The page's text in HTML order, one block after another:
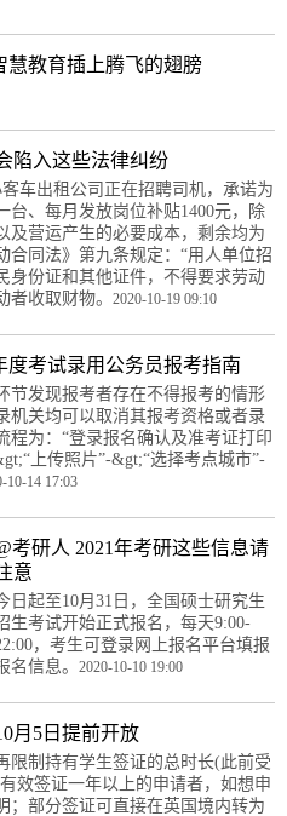
慧教育插上腾飞的翅膀
陷入这些法律纠纷
车出租公司正在招聘司机，承诺为
台、每月发放岗位补贴1400元，除
及营运产生的必要成本，剩余均为
合同法》第九条规定：“用人单位招
身份证和其他证件，不得要求劳动
收取财物。 2020-10-19 09:10
度考试录用公务员报考指南
节发现报考者存在不得报考的情形
机关均可以取消其报考资格或者录
程为：“登录报名确认及准考证打印
上传照片”-&gt;“选择考点城市”-
10-14 17:03
考研人 2021年考研这些信息请
意
日起至10月31日，全国硕士研究生
生考试开始正式报名，每天9:00-
，考生可登录网上报名平台填报
名信息。 2020-10-10 19:00
月5日提前开放
限制持有学生签证的总时长(此前受
效签证一年以上的申请者，如想申
；部分签证可直接在英国境内转为